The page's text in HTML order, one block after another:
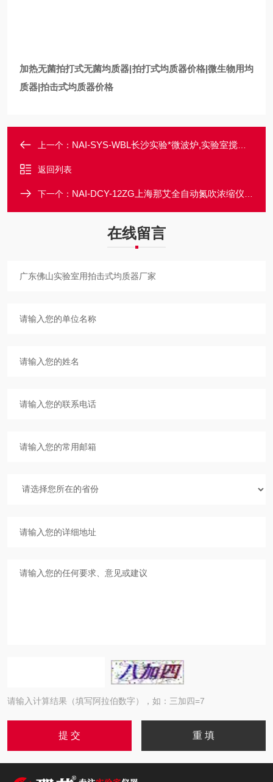
加热无菌拍打式无菌均质器|拍打式均质器价格|微生物用均
质器|拍击式均质器价格
上一个： NAI-SYS-WBL长沙实验*微波炉,实验室搅拌式wei波炉
返回列表
下一个： NAI-DCY-12ZG上海那艾全自动氮吹浓缩仪厂家价格
在线留言
请输入计算结果（填写阿拉伯数字），如：三加四=7